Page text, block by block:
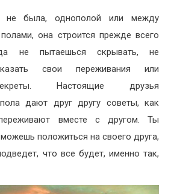
была, однополой или между
она строится прежде всего
не пытаешься скрывать, не
свои переживания или
Настоящие друзья
дают друг другу советы, как
вместе с другом. Ты
положиться на своего друга,
что все будет, именно так,